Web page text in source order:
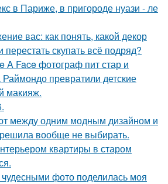
в Париже, в пригороде нуази - ле
вас: как понять, какой декор
скупать всё подряд?
A Face фотограф пит стар и
превратили детские
макияж.
между одним модным дизайном и
вообще не выбирать.
квартиры в старом
фото поделилась моя